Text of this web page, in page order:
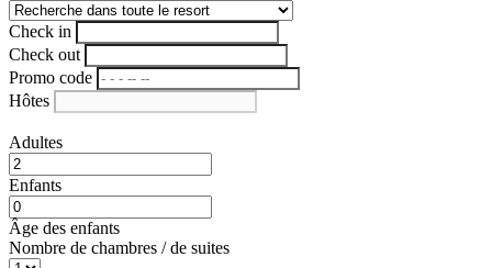
Check in
Check out
Promo code
Hôtes
Adultes
Enfants
Âge des enfants
Nombre de chambres / de suites